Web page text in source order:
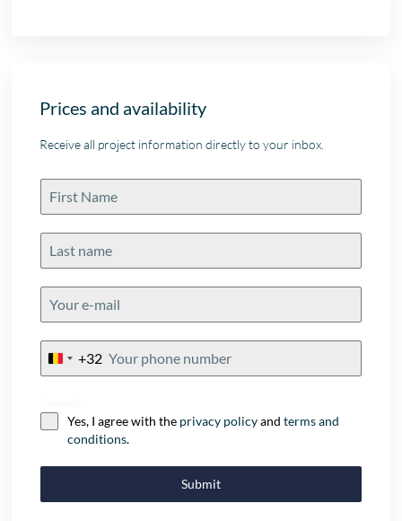
Prices and availability
Receive all project information directly to your inbox.
Belgium
+32
Yes, I agree with the privacy policyandterms and
conditions.
Submit